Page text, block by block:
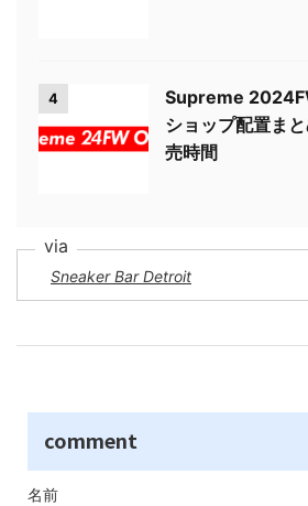
4
Supreme
ショップ配置ま
売時間
Sneaker Bar Detroit
comment
名前